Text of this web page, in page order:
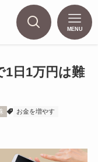
MENU
1日1万円は難
お金を増やす